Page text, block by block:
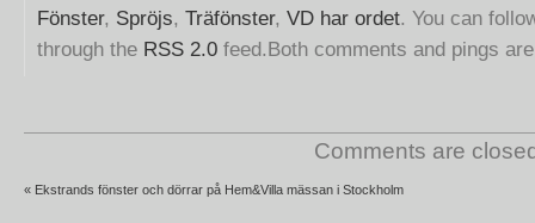
Fönster, Spröjs, Träfönster, VD har ordet. You can
through the RSS 2.0 feed.Both comments and pings
Comments are
« Ekstrands fönster och dörrar på Hem&Villa mässan i Stockholm